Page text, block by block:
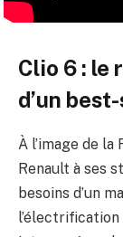
Clio 6 : le
d’un
À l’image de la
Renault à ses
besoins d’un
l’électrification